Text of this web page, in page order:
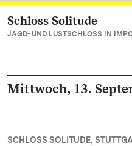
Zum Hauptinhalt
Schloss Solitude
JAGD- UND LUSTSCHLOSS IN
Mittwoch, 13.
SCHLOSS SOLITUDE,